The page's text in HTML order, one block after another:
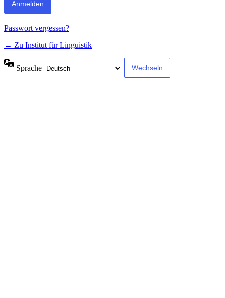
Passwort vergessen?
← Zu Institut für Linguistik
Sprache